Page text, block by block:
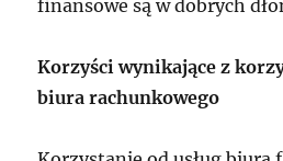
finansowe są w dobrych
Korzyści wynikające z
biura rachunkowego